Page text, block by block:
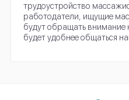
трудоустройство
работодатели, ищущие
будут обращать
будет удобнее общаться